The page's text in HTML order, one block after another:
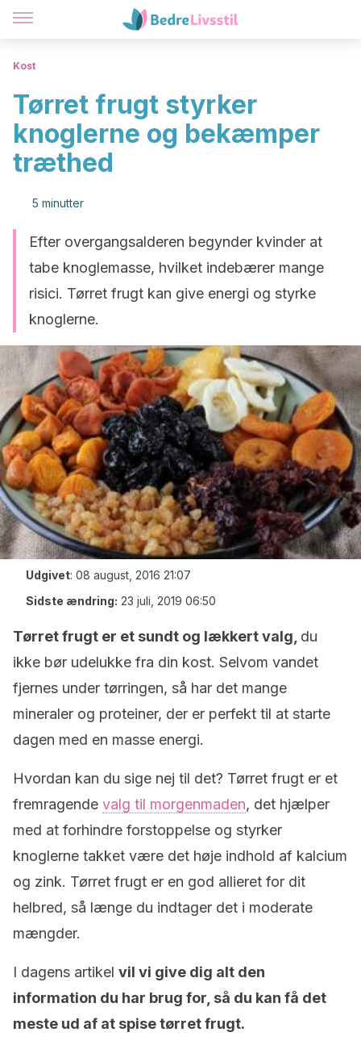
Kost
Tørret frugt styrker
knoglerne og bekæmper
træthed
5 minutter
Efter overgangsalderen begynder kvinder at
tabe knoglemasse, hvilket indebærer mange
risici. Tørret frugt kan give energi og styrke
knoglerne.
Udgivet: 08 august, 2016 21:07
Sidste ændring: 23 juli, 2019 06:50
Tørret frugt er et sundt og lækkert valg, du
ikke bør udelukke fra din kost. Selvom vandet
fjernes under tørringen, så har det mange
mineraler og proteiner, der er perfekt til at starte
dagen med en masse energi.
Hvordan kan du sige nej til det? Tørret frugt er et
fremragende valg til morgenmaden, det hjælper
med at forhindre forstoppelse og styrker
knoglerne takket være det høje indhold af kalcium
og zink. Tørret frugt er en god allieret for dit
helbred, så længe du indtager det i moderate
mængder.
I dagens artikel vil vi give dig alt den
information du har brug for, så du kan få det
meste ud af at spise tørret frugt.